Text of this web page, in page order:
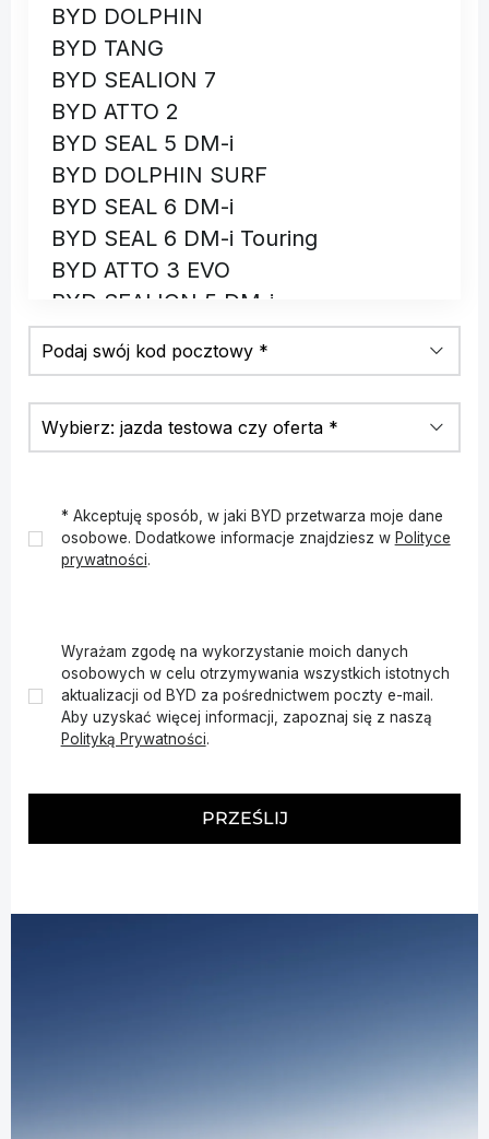
BYD DOLPHIN
BYD TANG
BYD SEALION 7
BYD ATTO 2
BYD SEAL 5 DM-i
BYD DOLPHIN SURF
BYD SEAL 6 DM-i
BYD SEAL 6 DM-i Touring
BYD ATTO 3 EVO
BYD SEALION 5 DM-i
BYD ATTO 2 DM-i
BYD DOLPHIN G DM-i
* Akceptuję sposób, w jaki BYD przetwarza moje dane
osobowe. Dodatkowe informacje znajdziesz w Polityce
prywatności.
Wyrażam zgodę na wykorzystanie moich danych
osobowych w celu otrzymywania wszystkich istotnych
aktualizacji od BYD za pośrednictwem poczty e-mail.
Aby uzyskać więcej informacji, zapoznaj się z naszą
Polityką Prywatności.
PRZEŚLIJ